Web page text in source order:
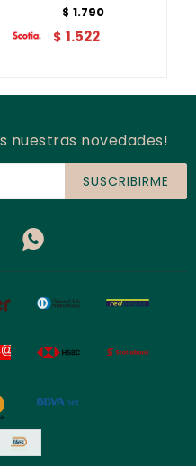
$ 1.790
$ 1.522
nuestras novedades!
SUSCRIBIRME
